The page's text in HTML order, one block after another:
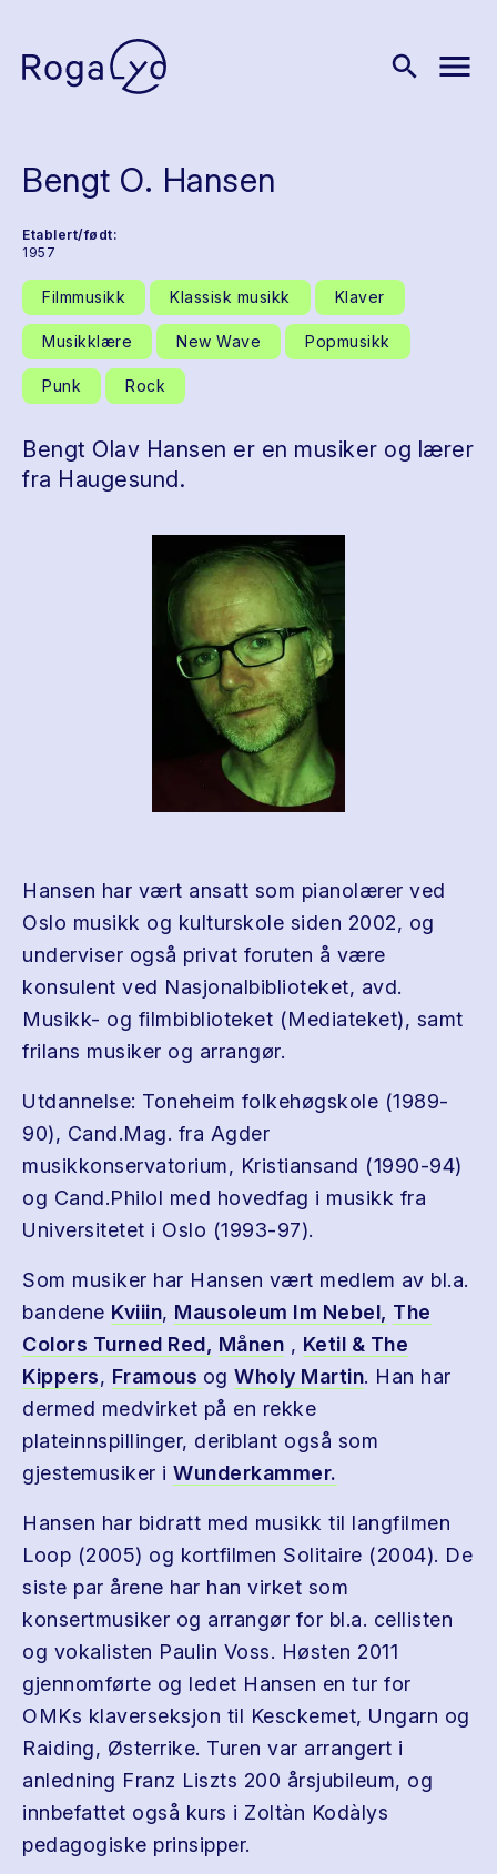
search menu
Bengt O. Hansen
Etablert/født:
1957
Filmmusikk Klassisk musikk Klaver
Musikklære New Wave Popmusikk
Punk Rock
Bengt Olav Hansen er en musiker og lærer
fra Haugesund.
Hansen har vært ansatt som pianolærer ved
Oslo musikk og kulturskole siden 2002, og
underviser også privat foruten å være
konsulent ved Nasjonalbiblioteket, avd.
Musikk- og filmbiblioteket (Mediateket), samt
frilans musiker og arrangør.
Utdannelse: Toneheim folkehøgskole (1989-
90), Cand.Mag. fra Agder
musikkonservatorium, Kristiansand (1990-94)
og Cand.Philol med hovedfag i musikk fra
Universitetet i Oslo (1993-97).
Som musiker har Hansen vært medlem av bl.a.
bandene Kviiin, Mausoleum Im Nebel, The
Colors Turned Red, Månen , Ketil & The
Kippers, Framous og Wholy Martin. Han har
dermed medvirket på en rekke
plateinnspillinger, deriblant også som
gjestemusiker i Wunderkammer.
Hansen har bidratt med musikk til langfilmen
Loop (2005) og kortfilmen Solitaire (2004). De
siste par årene har han virket som
konsertmusiker og arrangør for bl.a. cellisten
og vokalisten Paulin Voss. Høsten 2011
gjennomførte og ledet Hansen en tur for
OMKs klaverseksjon til Kesckemet, Ungarn og
Raiding, Østerrike. Turen var arrangert i
anledning Franz Liszts 200 årsjubileum, og
innbefattet også kurs i Zoltàn Kodàlys
pedagogiske prinsipper.